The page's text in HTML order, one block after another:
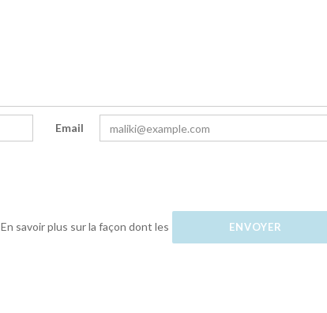
Email
En savoir plus sur la façon dont les